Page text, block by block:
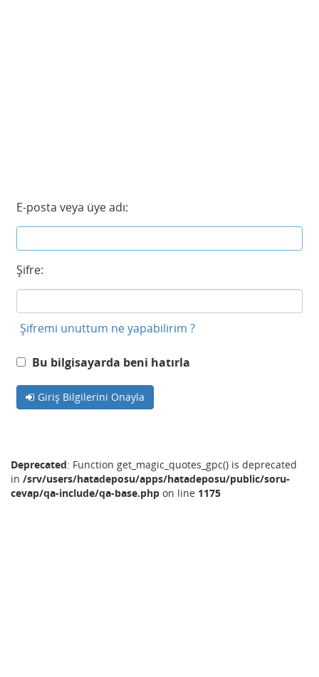
E-posta veya üye adı:
Şifre:
Şifremi unuttum ne yapabilirim ?
Bu bilgisayarda beni hatırla
Giriş Bilgilerini Onayla
Deprecated: Function get_magic_quotes_gpc() is deprecated
in /srv/users/hatadeposu/apps/hatadeposu/public/soru-
cevap/qa-include/qa-base.php on line 1175